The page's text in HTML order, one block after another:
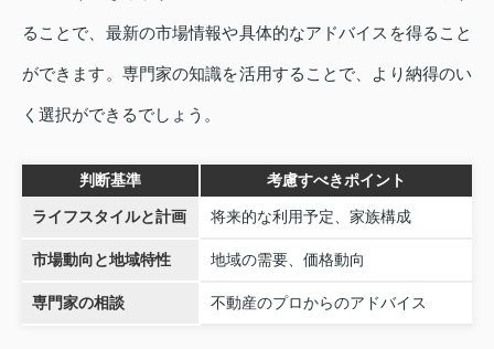
ることで、最新の市場情報や具体的なアドバイスを得ること
ができます。専門家の知識を活用することで、より納得のい
く選択ができるでしょう。
判断基準 考慮すべきポイント
ライフスタイルと計画 将来的な利用予定、家族構成
市場動向と地域特性 地域の需要、価格動向
専門家の相談 不動産のプロからのアドバイス